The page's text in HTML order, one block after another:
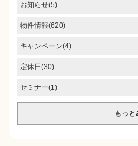
お知らせ(5)
物件情報(620)
キャンペーン(4)
定休日(30)
セミナー(1)
もっと